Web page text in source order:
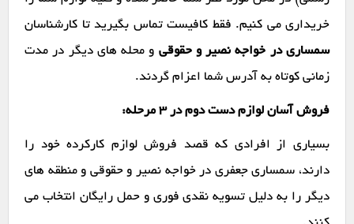
خریداری می کنیم. فقط کافیست تماس بگیرید تا کارشناسان
سمساری در خواجه نصیر و حقوقی و محله های دیگر در مدت
زمانی کوتاه به آدرس شما اعزام گردند.
فروش آسان لوازم دست دوم در ۳ مرحله:
بسیاری از افرادی که قصد فروش لوازم کارکرده خود را
دارند، سمساری جعفری در خواجه نصیر و حقوقی و منطقه های
دیگر را به دلیل تسویه نقدی فوری و حمل رایگان انتخاب می